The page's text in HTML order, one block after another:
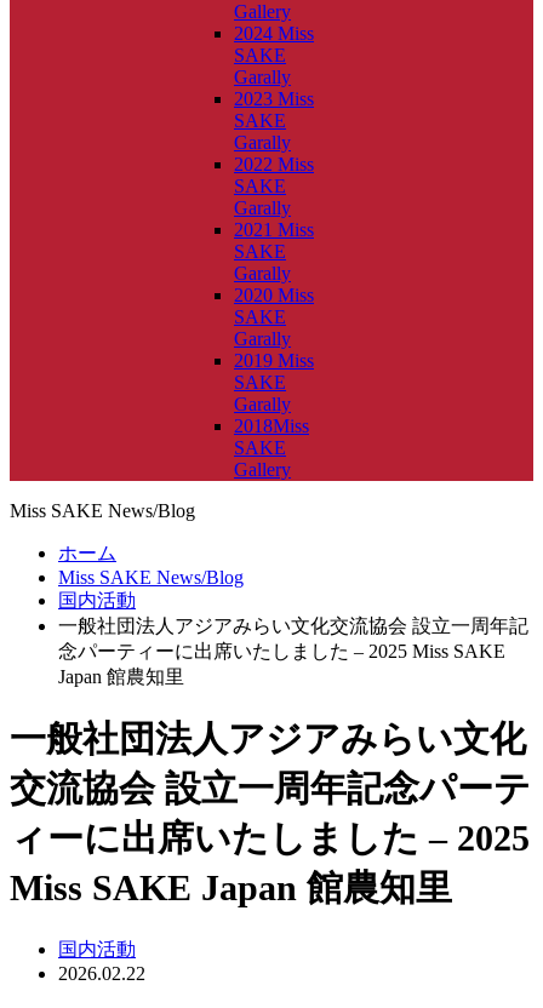
Gallery
2024 Miss
SAKE
Garally
2023 Miss
SAKE
Garally
2022 Miss
SAKE
Garally
2021 Miss
SAKE
Garally
2020 Miss
SAKE
Garally
2019 Miss
SAKE
Garally
2018Miss
SAKE
Gallery
Miss SAKE News/Blog
ホーム
Miss SAKE News/Blog
国内活動
一般社団法人アジアみらい文化交流協会 設立一周年記
念パーティーに出席いたしました – 2025 Miss SAKE
Japan 館農知里
一般社団法人アジアみらい文化
交流協会 設立一周年記念パーテ
ィーに出席いたしました – 2025
Miss SAKE Japan 館農知里
国内活動
2026.02.22